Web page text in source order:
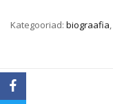
Kategooriad: biograafia,